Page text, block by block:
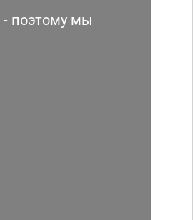
- поэтому мы